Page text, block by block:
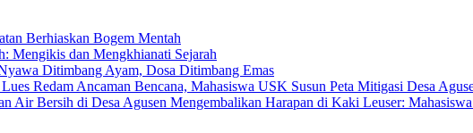
Berhiaskan Bogem Mentah
Mengikis dan Mengkhianati Sejarah
Ditimbang Ayam, Dosa Ditimbang Emas
Redam Ancaman Bencana, Mahasiswa USK Susun Peta Mitigasi Desa
Mengembalikan Harapan di Kaki Leuser: